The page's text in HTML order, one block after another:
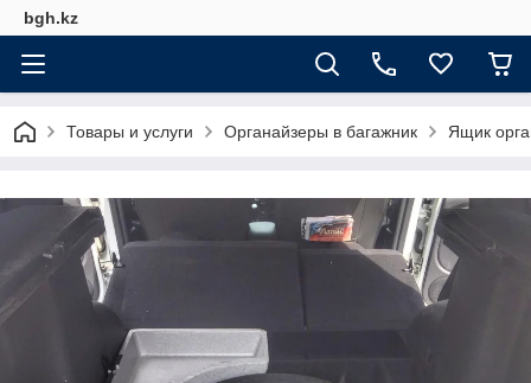
bgh.kz
Товары и услуги Органайзеры в багажник Ящик